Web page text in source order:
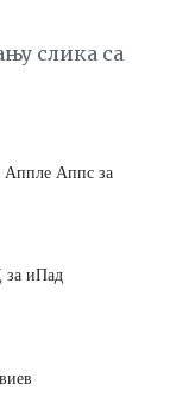
слика са
Аппле Аппс за
за иПад